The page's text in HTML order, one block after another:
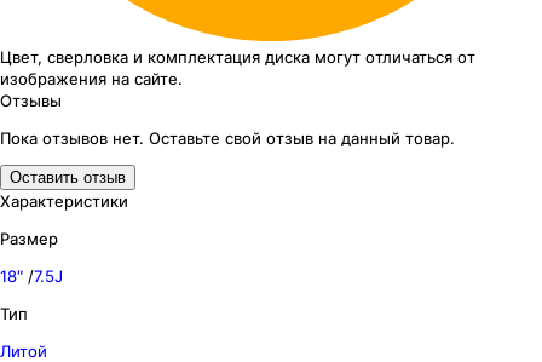
Цвет, сверловка и комплектация диска могут отличаться от
изображения на сайте.
Отзывы
Пока отзывов нет. Оставьте свой отзыв на данный товар.
Оставить отзыв
Характеристики
Размер
18″ /7.5J
Тип
Литой